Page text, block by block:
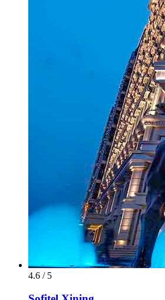
4.6 / 5